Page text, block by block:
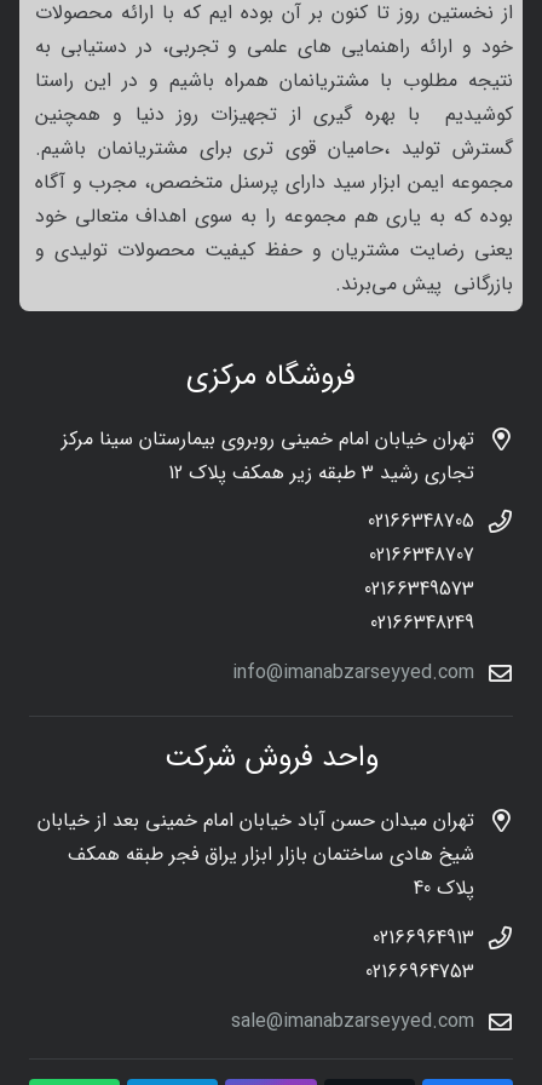
فروشگاه مرکزی
تهران خیابان امام خمینی روبروی بیمارستان سینا مرکز
تجاری رشید 3 طبقه زیر همکف پلاک 12
02166348705
02166348707
02166349573
02166348249
info@imanabzarseyyed.com
واحد فروش شرکت
تهران میدان حسن آباد خیابان امام خمینی بعد از خیابان
شیخ هادی ساختمان بازار ابزار یراق فجر طبقه همکف
پلاک 40
02166964913
02166964753
sale@imanabzarseyyed.com
از نخستین روز تا کنون بر آن بوده ایم که با ارائه محصولات
خود و ارائه راهنمایی های علمی و تجربی، در دستیابی به
نتیجه مطلوب با مشتریانمان همراه باشیم و در این راستا
کوشیدیم با بهره گیری از تجهیزات روز دنیا و همچنین
گسترش تولید ،حامیان قوی تری برای مشتریانمان باشیم.
مجموعه ایمن ابزار سید دارای پرسنل متخصص، مجرب و آگاه
بوده که به یاری هم مجموعه را به سوی اهداف متعالی خود
یعنی رضایت مشتریان و حفظ کیفیت محصولات تولیدی و
بازرگانی پیش می‌برند.